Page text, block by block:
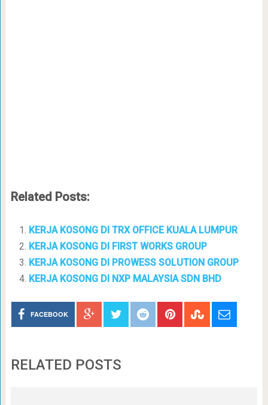
Related Posts:
KERJA KOSONG DI TRX OFFICE KUALA LUMPUR
KERJA KOSONG DI FIRST WORKS GROUP
KERJA KOSONG DI PROWESS SOLUTION GROUP
KERJA KOSONG DI NXP MALAYSIA SDN BHD
FACEBOOK
RELATED POSTS